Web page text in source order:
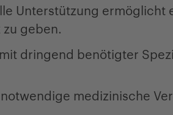
Unterstützung ermöglicht
geben.
dringend benötigter
medizinische